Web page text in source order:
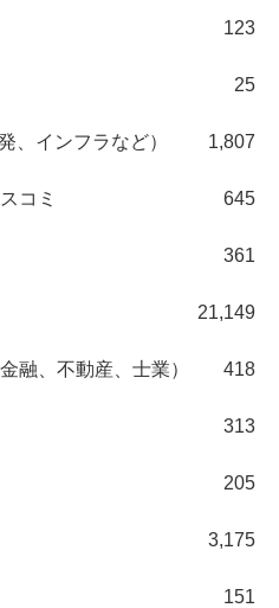
123
25
、インフラなど） 1,807
コミ 645
361
21,149
融、不動産、士業） 418
313
205
3,175
151